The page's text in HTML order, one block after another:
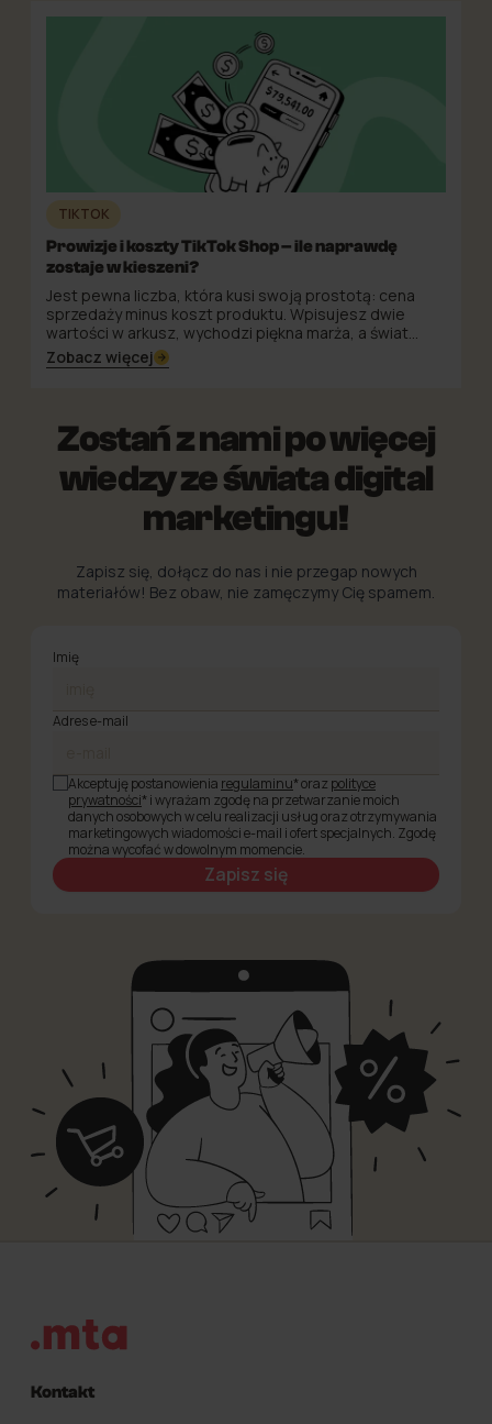
łapią realną przewagę, dopóki konkurencja jeszcze się
TIKTOK
Prowizje i koszty TikTok Shop – ile naprawdę
zostaje w kieszeni?
Jest pewna liczba, która kusi swoją prostotą: cena
sprzedaży minus koszt produktu. Wpisujesz dwie
wartości w arkusz, wychodzi piękna marża, a świat
przez chwilę wydaje się uporządkowany. Problem w
tym, że na TikTok Shop ten wzór ma więcej bohaterów,
Zobacz więcej
Zostań z nami po więcej
wiedzy ze świata digital
marketingu!
Zapisz się, dołącz do nas i nie przegap nowych
materiałów! Bez obaw, nie zamęczymy Cię spamem.
Imię
Adres e-mail
Akceptuję postanowienia regulaminu* oraz polityce
prywatności* i wyrażam zgodę na przetwarzanie moich
danych osobowych w celu realizacji usług oraz otrzymywania
marketingowych wiadomości e-mail i ofert specjalnych. Zgodę
można wycofać w dowolnym momencie.
Stopka
Kontakt